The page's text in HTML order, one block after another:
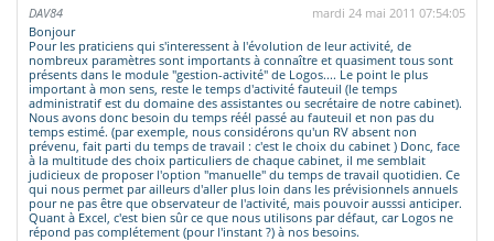
DAV84
mardi 24 mai 2011 07:54:05
Bonjour
Pour les praticiens qui s'interessent à l'évolution de leur activité, de
nombreux paramètres sont importants à connaître et quasiment tous sont
présents dans le module "gestion-activité" de Logos.... Le point le plus
important à mon sens, reste le temps d'activité fauteuil (le temps
administratif est du domaine des assistantes ou secrétaire de notre cabinet).
Nous avons donc besoin du temps réél passé au fauteuil et non pas du
temps estimé. (par exemple, nous considérons qu'un RV absent non
prévenu, fait parti du temps de travail : c'est le choix du cabinet ) Donc, face
à la multitude des choix particuliers de chaque cabinet, il me semblait
judicieux de proposer l'option "manuelle" du temps de travail quotidien. Ce
qui nous permet par ailleurs d'aller plus loin dans les prévisionnels annuels
pour ne pas être que observateur de l'activité, mais pouvoir ausssi anticiper.
Quant à Excel, c'est bien sûr ce que nous utilisons par défaut, car Logos ne
répond pas complétement (pour l'instant ?) à nos besoins.